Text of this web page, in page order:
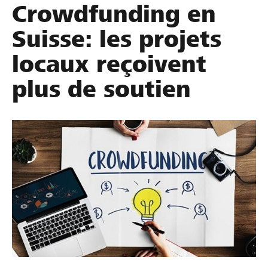
Parrainer
Soutien & assistance
Partenaires / Banques Raiffeisen
Se connecter
S'inscrire
Trouvez des projets et des organisations
Démarrez maintenant
Crowdfunding en
Suisse: les projets
locaux reçoivent
plus de soutien